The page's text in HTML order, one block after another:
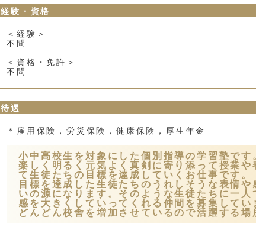
経験・資格
＜経験＞
不問
＜資格・免許＞
不問
待遇
＊雇用保険，労災保険，健康保険，厚生年金
小中高校生を対象にした個別指導の学習塾です
楽しく明るく元気よく真剣に寄り添って授業
て生徒たちの目標を達成していくお仕事です。
目標を達成した生徒たちのうれしそうな表情
いの源になります。そのような生徒たちに一
感を大きくしていってくれる仲間を募集してい
どんどん校舎を増加させているので活躍する